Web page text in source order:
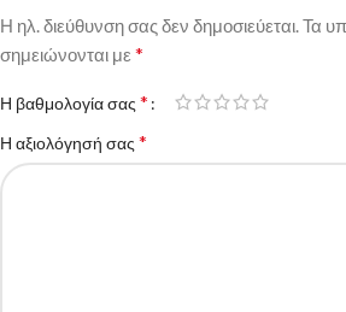
Η ηλ. διεύθυνση σας δεν δημοσιεύεται.Τα
σημειώνονται με *
Η βαθμολογία σας *
Η αξιολόγησή σας *